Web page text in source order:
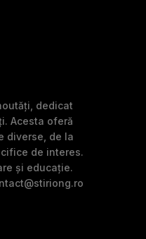
dedicat
Acesta oferă
diverse, de la
de interes.
și educație.